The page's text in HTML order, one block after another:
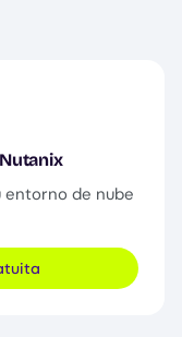
de nube